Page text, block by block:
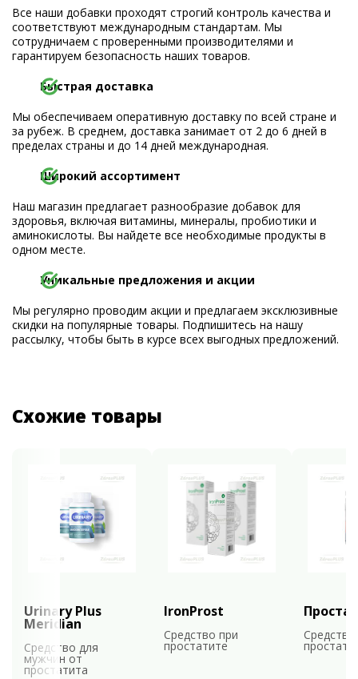
Все наши добавки проходят строгий контроль качества и
соответствуют международным стандартам. Мы
сотрудничаем с проверенными производителями и
гарантируем безопасность наших товаров.
Быстрая доставка
Мы обеспечиваем оперативную доставку по всей стране и
за рубеж. В среднем, доставка занимает от 2 до 6 дней в
пределах страны и до 14 дней международная.
Широкий ассортимент
Наш магазин предлагает разнообразие добавок для
здоровья, включая витамины, минералы, пробиотики и
аминокислоты. Вы найдете все необходимые продукты в
одном месте.
Уникальные предложения и акции
Мы регулярно проводим акции и предлагаем эксклюзивные
скидки на популярные товары. Подпишитесь на нашу
рассылку, чтобы быть в курсе всех выгодных предложений.
Схожие товары
Urinary Plus
Meridian
Средство для
мужчин от
простатита
IronProst
Средство при
простатите